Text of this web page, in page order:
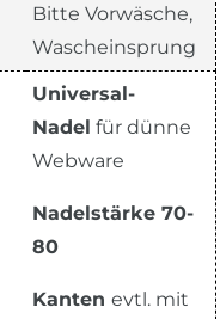
Bitte Vorwäsche,
Wascheinsprung
Universal-
Nadel für dünne
Webware
Nadelstärke 70-
80
Kanten evtl. mit